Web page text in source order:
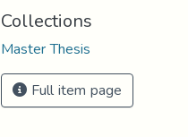
Collections
Master Thesis
Full item page